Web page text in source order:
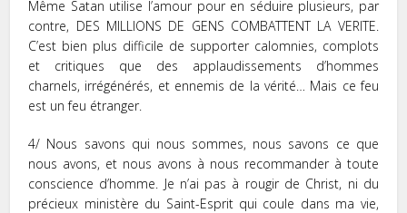
Même Satan utilise l’amour pour en séduire plusieurs, par
contre, DES MILLIONS DE GENS COMBATTENT LA VERITE.
C’est bien plus difficile de supporter calomnies, complots
et critiques que des applaudissements d’hommes
charnels, irrégénérés, et ennemis de la vérité… Mais ce feu
est un feu étranger.
4/ Nous savons qui nous sommes, nous savons ce que
nous avons, et nous avons à nous recommander à toute
conscience d’homme. Je n’ai pas à rougir de Christ, ni du
précieux ministère du Saint-Esprit qui coule dans ma vie,